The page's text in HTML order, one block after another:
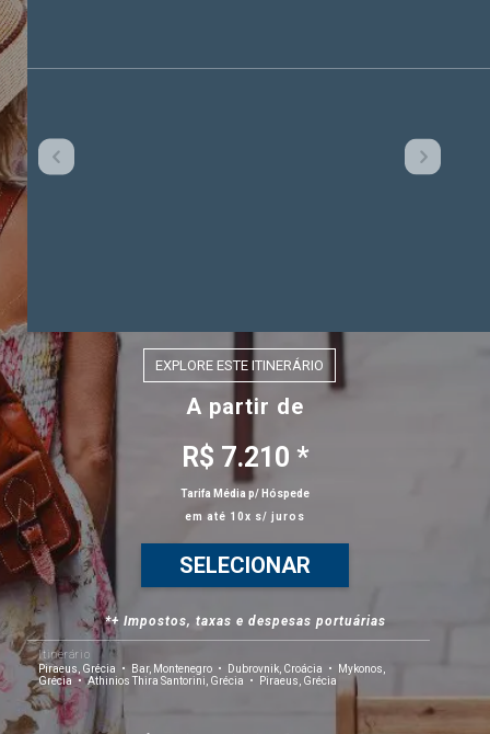
EXPLORE ESTE ITINERÁRIO
A partir de
R$ 7.210 *
Tarifa Média p/ Hóspede
em até 10x s/ juros
SELECIONAR
*+ Impostos, taxas e despesas portuárias
Itinerário
Piraeus, Grécia
Bar, Montenegro Dubrovnik, Croácia
Mykonos,
Grécia
Athinios Thira Santorini, Grécia Piraeus, Grécia